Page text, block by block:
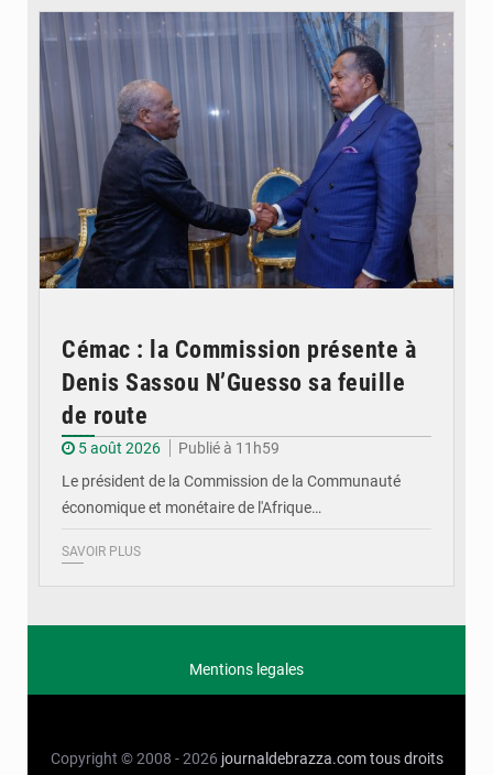
Cémac : la Commission présente à
Denis Sassou N’Guesso sa feuille
de route
5 août 2026
Publié à 11h59
Le président de la Commission de la Communauté
économique et monétaire de l'Afrique…
SAVOIR PLUS
Mentions legales
Copyright © 2008 - 2026 journaldebrazza.com tous droits